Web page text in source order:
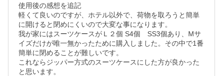
使用後の感想を追記
軽くて良いのですが、ホテル以外で、荷物を取ろうと簡単
に開けると閉めにくいので大変な事になります。
我が家にはスーツケースがＬ２個 S4個　SS3個あり、Mサ
イズだけが唯一無かったために購入しました。その中で1番
簡単に閉めることが難しいです。
これならジッパー方式のスーツケースにした方が良かった
と思います。